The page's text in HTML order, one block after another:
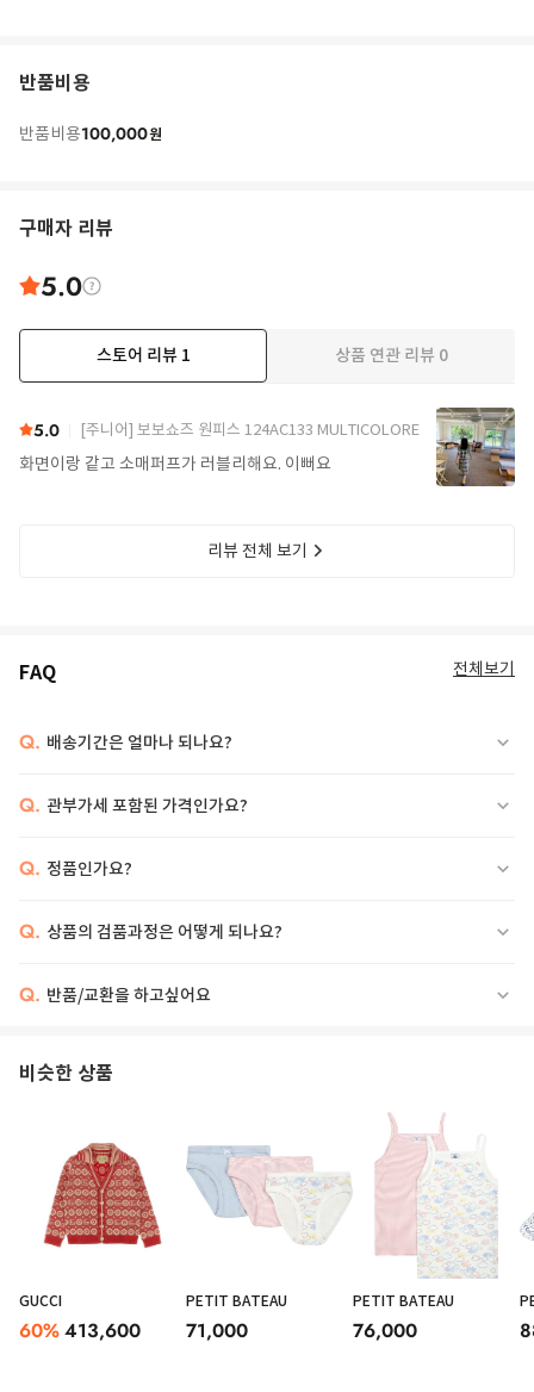
반품비용
반품비용100,000원
구매자 리뷰
5.0
스토어 리뷰 1 상품 연관 리뷰 0
5.0 [주니어] 보보쇼즈 원피스 124AC133 MULTICOLORE
화면이랑 같고 소매퍼프가 러블리해요. 이뻐요
리뷰 전체 보기
FAQ 전체보기
Q. 배송기간은 얼마나 되나요?
Q. 관부가세 포함된 가격인가요?
Q. 정품인가요?
Q. 상품의 검품과정은 어떻게 되나요?
Q. 반품/교환을 하고싶어요
비슷한 상품
GUCCI
60%413,600
PETIT BATEAU
71,000
PETIT BATEAU
76,000